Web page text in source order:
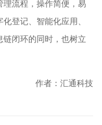
流程，操作简便，易
登记、智能化应用、
链闭环的同时，也树立
作者：汇通科技